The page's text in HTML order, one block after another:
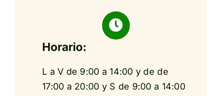
Horario:
L a V de 9:00 a 14:00 y de de
17:00 a 20:00 y S de 9:00 a 14:00